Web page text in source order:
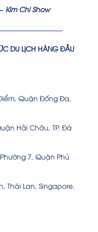
Kim Chi Show
DU LỊCH HÀNG ĐẦU
Quận Đống Đa,
Hải Châu, TP. Đà
7, Quận Phú
Thái Lan, Singapore.